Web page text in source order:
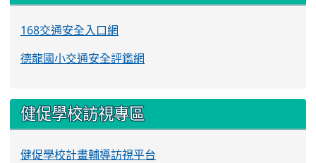
168交通安全入口網
德龍國小交通安全評鑑網
健促學校訪視專區
健促學校計畫輔導訪視平台